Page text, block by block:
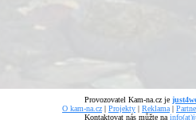
Provozovatel Kam-na.cz je
O kam-na.cz | Projekty | Reklama |
Kontaktovat nás můžte na